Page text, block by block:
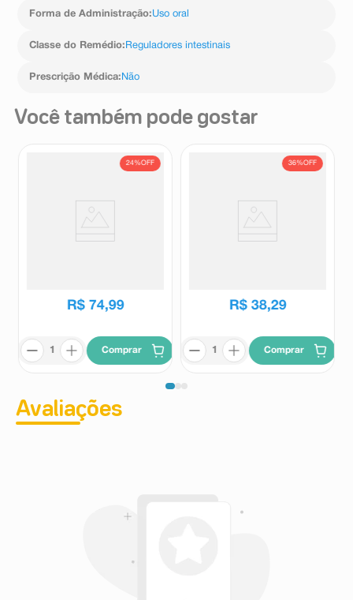
Forma de Administração:Uso oral
Classe do Remédio: Reguladores intestinais
Prescrição Médica: Não
Você também pode gostar
24%OFF
R$ 74,99
Comprar
36%OFF
R$ 38,29
Comprar
Avaliações